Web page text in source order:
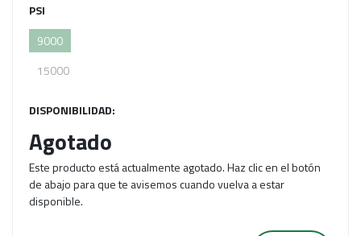
PSI
9000
15000
DISPONIBILIDAD:
Agotado
Este producto está actualmente agotado. Haz clic en el botón
de abajo para que te avisemos cuando vuelva a estar
disponible.